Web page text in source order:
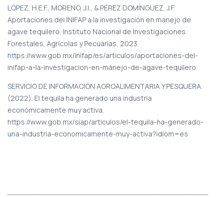
LÓPEZ, H.E.F., MORENO, J.I., & PÉREZ DOMÍNGUEZ, J.F.
Aportaciones del INIFAP a la investigación en manejo de
agave tequilero. Instituto Nacional de Investigaciones
Forestales, Agrícolas y Pecuarias, 2023.
https://www.gob.mx/inifap/es/articulos/aportaciones-del-
inifap-a-la-investigacion-en-manejo-de-agave-tequilero
SERVICIO DE INFORMACIÓN AGROALIMENTARIA Y PESQUERA.
(2022). El tequila ha generado una industria
económicamente muy activa.
https://www.gob.mx/siap/articulos/el-tequila-ha-generado-
una-industria-economicamente-muy-activa?idiom=es